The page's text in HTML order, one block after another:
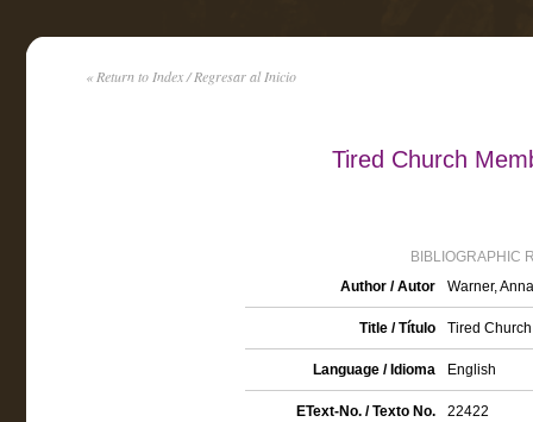
« Return to Index / Regresar al Inicio
Tired Church
BIBLIOGRAPHIC
Author / Autor
Warner,
Title / Título Tired
Language / Idioma English
EText-No. / Texto No. 22422